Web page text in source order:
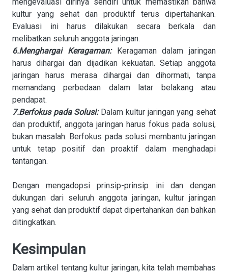
kultur yang sehat dan produktif terus dipertahankan.
Evaluasi ini harus dilakukan secara berkala dan
melibatkan seluruh anggota jaringan.
6.Menghargai Keragaman:Keragaman dalam jaringan
harus dihargai dan dijadikan kekuatan. Setiap anggota
jaringan harus merasa dihargai dan dihormati, tanpa
memandang perbedaan dalam latar belakang atau
pendapat.
7.Berfokus pada Solusi:Dalam kultur jaringan yang sehat
dan produktif, anggota jaringan harus fokus pada solusi,
bukan masalah. Berfokus pada solusi membantu jaringan
untuk tetap positif dan proaktif dalam menghadapi
tantangan.
Dengan mengadopsi prinsip-prinsip ini dan dengan
dukungan dari seluruh anggota jaringan, kultur jaringan
yang sehat dan produktif dapat dipertahankan dan bahkan
ditingkatkan.
Kesimpulan
Dalam artikel tentang kultur jaringan, kita telah membahas